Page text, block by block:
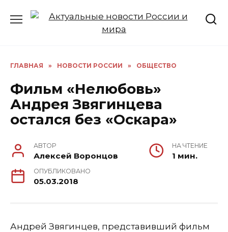
ГЛАВНАЯ » НОВОСТИ РОССИИ » ОБЩЕСТВО
Фильм «Нелюбовь»
Андрея Звягинцева
остался без «Оскара»
АВТОР
Алексей Воронцов
НА ЧТЕНИЕ
1 мин.
ОПУБЛИКОВАНО
05.03.2018
Андрей Звягинцев, представивший фильм